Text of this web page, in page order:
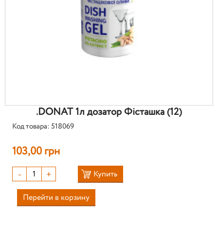
.DONAT 1л дозатор Фісташка (12)
Код товара: 518069
103,00 грн
- + Купить
Перейти в корзину